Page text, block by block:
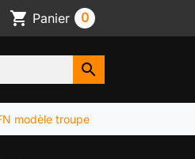
shopping_cart Panier 0
search
modèle troupe